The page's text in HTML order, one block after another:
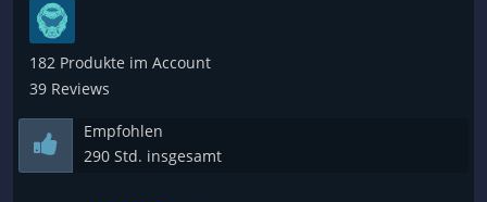
182 Produkte im Account
39 Reviews
Empfohlen
290 Std. insgesamt